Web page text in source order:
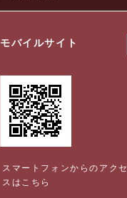
モバイルサイト
スマートフォンからのアクセ
スはこちら